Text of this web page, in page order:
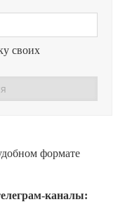
своих
формате
каналы: